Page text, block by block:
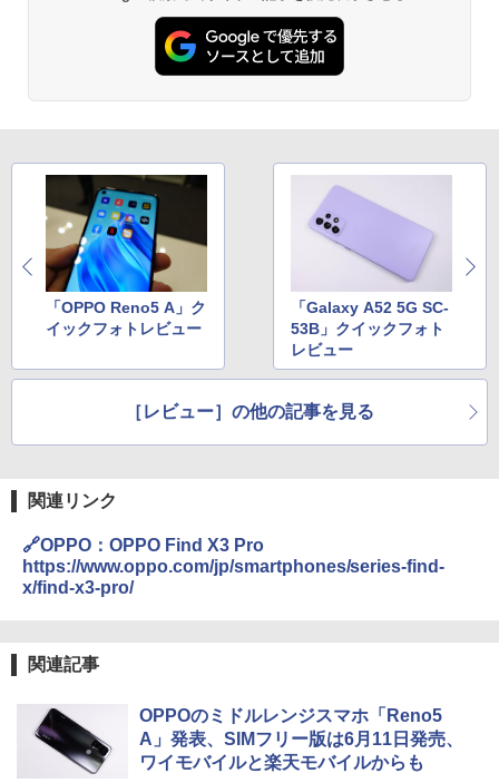
「OPPO Reno5 A」ク
イックフォトレビュー
「Galaxy A52 5G SC-
53B」クイックフォト
レビュー
［レビュー］の他の記事を見る
関連リンク
🔗OPPO：OPPO Find X3 Pro
https://www.oppo.com/jp/smartphones/series-find-
x/find-x3-pro/
関連記事
OPPOのミドルレンジスマホ「Reno5
A」発表、SIMフリー版は6月11日発売、
ワイモバイルと楽天モバイルからも